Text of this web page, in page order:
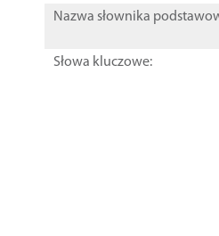
Nazwa słownika
Słowa kluczowe: